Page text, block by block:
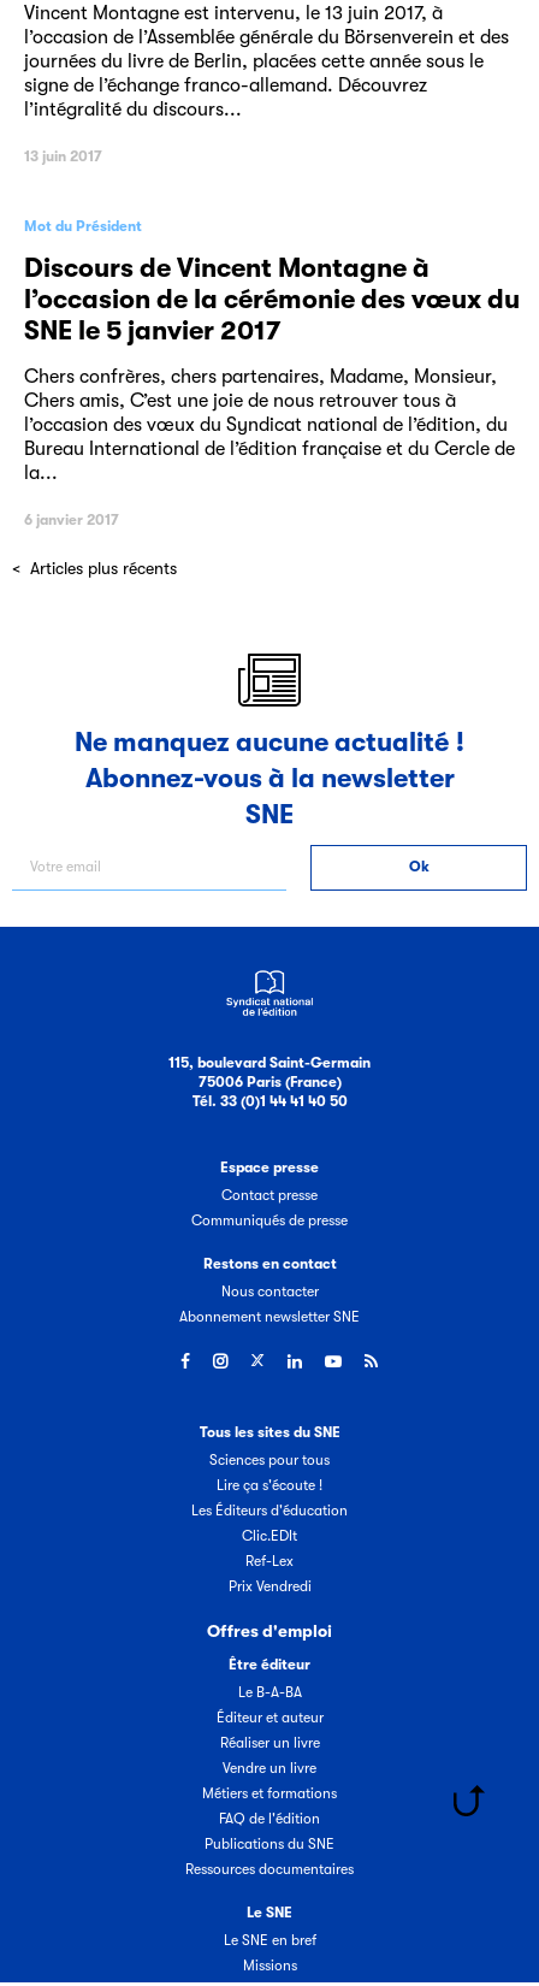
Vincent Montagne est intervenu, le 13 juin 2017, à
l’occasion de l’Assemblée générale du Börsenverein et des
journées du livre de Berlin, placées cette année sous le
signe de l’échange franco-allemand. Découvrez
l’intégralité du discours...
13 juin 2017
Mot du Président
Discours de Vincent Montagne à
l’occasion de la cérémonie des vœux du
SNE le 5 janvier 2017
Chers confrères, chers partenaires, Madame, Monsieur,
Chers amis, C’est une joie de nous retrouver tous à
l’occasion des vœux du Syndicat national de l’édition, du
Bureau International de l’édition française et du Cercle de
la...
6 janvier 2017
Articles plus récents
Ne manquez aucune actualité !
Abonnez-vous à la newsletter
SNE
115, boulevard Saint-Germain
75006 Paris (France)
Tél. 33 (0)1 44 41 40 50
Espace presse
Contact presse
Communiqués de presse
Restons en contact
Nous contacter
Abonnement newsletter SNE
Tous les sites du SNE
Sciences pour tous
Lire ça s'écoute !
Les Éditeurs d'éducation
Clic.EDIt
Ref-Lex
Prix Vendredi
Offres d'emploi
Être éditeur
Le B-A-BA
Éditeur et auteur
Réaliser un livre
Vendre un livre
Métiers et formations
FAQ de l'édition
Publications du SNE
Ressources documentaires
Le SNE
Le SNE en bref
Missions